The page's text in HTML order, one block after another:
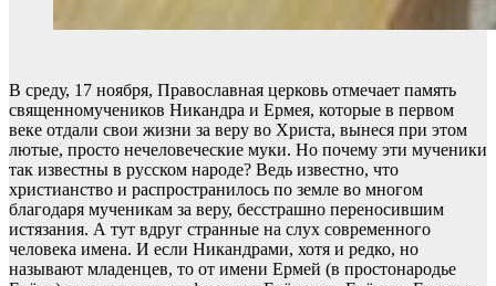
В среду, 17 ноября, Православная церковь отмечает память
священномучеников Никандра и Ермея, которые в первом
веке отдали свои жизни за веру во Христа, вынеся при этом
лютые, просто нечеловеческие муки. Но почему эти мученики
так известны в русском народе? Ведь известно, что
христианство и распространилось по земле во многом
благодаря мученикам за веру, бесстрашно переносившим
истязания. А тут вдруг странные на слух современного
человека имена. И если Никандрами, хотя и редко, но
называют младенцев, то от имени Ермей (в простонародье